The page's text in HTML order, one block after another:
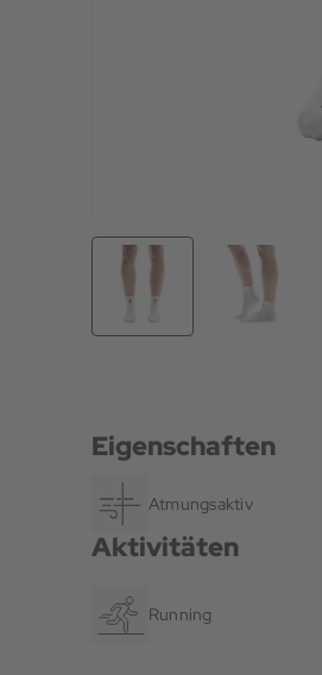
Eigenschaften
Atmungsaktiv
Aktivitäten
Running